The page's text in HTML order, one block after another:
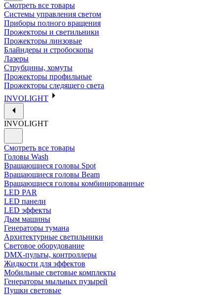
Смотреть все товары
Системы управления светом
Приборы полного вращения
Прожекторы и светильники
Прожекторы линзовые
Блайндеры и стробоскопы
Лазеры
Струбцины, хомуты
Прожекторы профильные
Прожекторы следящего света
INVOLIGHT
INVOLIGHT
Смотреть все товары
Головы Wash
Вращающиеся головы Spot
Вращающиеся головы Beam
Вращающиеся головы комбинированные
LED PAR
LED панели
LED эффекты
Дым машины
Генераторы тумана
Архитектурные светильники
Световое оборудование
DMX-пульты, контроллеры
Жидкости для эффектов
Мобильные световые комплекты
Генераторы мыльных пузырей
Пушки световые